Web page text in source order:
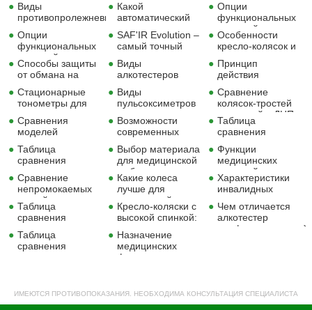
Виды
противопролежневых
медучреждений
Опции
функциональных
кроватей для
медучреждений
Способы защиты
от обмана на
Стационарные
тонометры для
артериального
давления
Сравнения
моделей
анализаторов
состава тела
Таблица
сравнения
кроватей
Burmeier
Сравнение
непромокаемых
тканей для
постельного
белья
Таблица
сравнения
тонометров
Таблица
сравнения
Какой
автоматический
купить
SAF'IR Evolution –
самый точный
мире!
Виды
алкотестеров
Виды
пульсоксиметров
медучреждений
Возможности
современных
для
медучреждений
Выбор материала
для медицинской
мебели
Какие колеса
лучше для
инвалидной
коляски
Кресло-коляски с
высокой спинкой:
Назначение
медицинских
функциональных
Опции
функциональных
кроватей для
профилактики
пролежней
Особенности
кресло-колясок и
туалетным
устройством
Принцип
действия
состава тела
Сравнение
колясок-тростей
для детей с ДЦП
от Vitea Care
Таблица
сравнения
колясок с
электроприводом
Ortonica Pulse
Функции
медицинских
кроватей и их
значение
Характеристики
инвалидных
сиденья - размер
одежды
Чем отличается
алкотестер
профессиональный
ИМЕЮТСЯ ПРОТИВОПОКАЗАНИЯ. НЕОБХОДИМА КОНСУЛЬТАЦИЯ СПЕЦИАЛИСТА